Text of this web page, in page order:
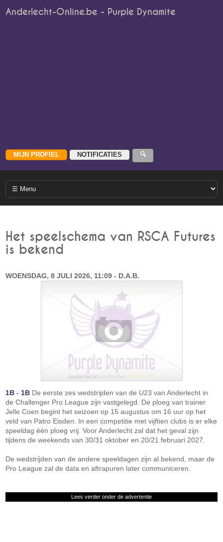
Anderlecht-Online.be - Purple Dynamite
Het speelschema van RSCA Futures
is bekend
WOENSDAG, 8 JULI 2026, 11:09 - D.A.B.
1B - 1B De eerste zes wedstrijden van de U23 van Anderlecht in
de Challenger Pro League zijn vastgelegd. De ploeg van trainer
Jelle Coen begint het seizoen op 15 augustus om 16 uur op het
veld van Patro Eisden. In een competitie met vijftien clubs is er elke
speeldag één ploeg vrij. Voor Anderlecht zal dat het geval zijn
tijdens de weekends van 30/31 oktober en 20/21 februari 2027.
De wedstrijden van de andere speeldagen zijn al bekend, maar de
Pro League zal de data en aftrapuren later communiceren.
Lees verder onder de advertentie